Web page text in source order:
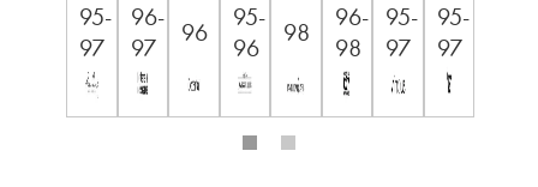
95-
97
96-
97
96
95-
96
98
96-
98
95-
97
95-
97